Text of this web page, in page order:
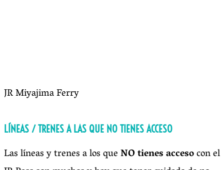
JR Miyajima Ferry
LÍNEAS / TRENES A LAS QUE NO TIENES ACCESO
Las líneas y trenes a los queNO tienes accesocon el